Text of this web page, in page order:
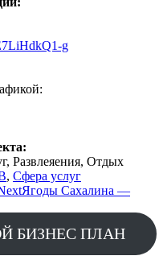
g
Развлеяения, Отдых
, Сфера услуг
Ягоды Сахалина —
БИЗНЕС ПЛАН